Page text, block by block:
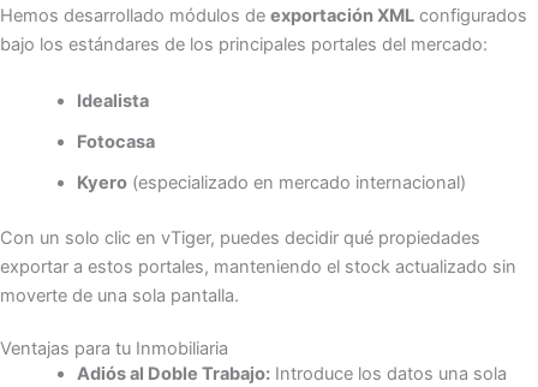
Hemos desarrollado módulos de exportación XML configurados
bajo los estándares de los principales portales del mercado:
Idealista
Fotocasa
Kyero(especializado en mercado internacional)
Con un solo clic en vTiger, puedes decidir qué propiedades
exportar a estos portales, manteniendo el stock actualizado sin
moverte de una sola pantalla.
Ventajas para tu Inmobiliaria
Adiós al Doble Trabajo:Introduce los datos una sola